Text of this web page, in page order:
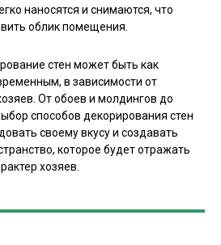
наносятся и снимаются, что
облик помещения.
стен может быть как
в зависимости от
От обоев и молдингов до
способов декорирования стен
своему вкусу и создавать
которое будет отражать
хозяев.